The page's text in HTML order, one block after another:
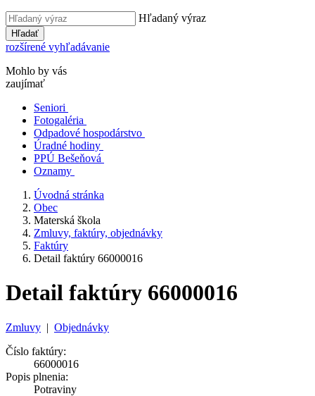
Hľadaný výraz
Hľadať
rozšírené vyhľadávanie
Mohlo by vás
zaujímať
Seniori
Fotogaléria
Odpadové hospodárstvo
Úradné hodiny
PPÚ Bešeňová
Oznamy
Úvodná stránka
Obec
Materská škola
Zmluvy, faktúry, objednávky
Faktúry
Detail faktúry 66000016
Detail faktúry 66000016
Zmluvy | Objednávky
Číslo faktúry:
66000016
Popis plnenia:
Potraviny